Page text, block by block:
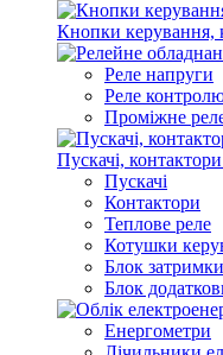
Кнопки керування,
Реле напруги
Реле
Проміжне
Пускачі,
Пускачі
Контактори
Теплове реле
Котушки
Блок затримки
Блок
Енергометри